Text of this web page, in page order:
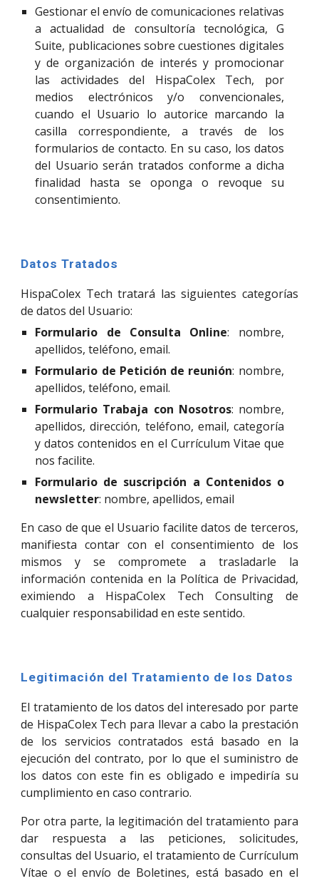
Gestionar el envío de comunicaciones relativas
a actualidad de consultoría tecnológica, G
Suite, publicaciones sobre cuestiones digitales
y de organización de interés y promocionar
las actividades del HispaColex Tech, por
medios electrónicos y/o convencionales,
cuando el Usuario lo autorice marcando la
casilla correspondiente, a través de los
formularios de contacto. En su caso, los datos
del Usuario serán tratados conforme a dicha
finalidad hasta se oponga o revoque su
consentimiento.
Datos Tratados
HispaColex Tech tratará las siguientes categorías
de datos del Usuario:
Formulario de Consulta Online: nombre,
apellidos, teléfono, email.
Formulario de Petición de reunión: nombre,
apellidos, teléfono, email.
Formulario Trabaja con Nosotros: nombre,
apellidos, dirección, teléfono, email, categoría
y datos contenidos en el Currículum Vitae que
nos facilite.
Formulario de suscripción a Contenidos o
newsletter: nombre, apellidos, email
En caso de que el Usuario facilite datos de terceros,
manifiesta contar con el consentimiento de los
mismos y se compromete a trasladarle la
información contenida en la Política de Privacidad,
eximiendo a HispaColex Tech Consulting de
cualquier responsabilidad en este sentido.
Legitimación del Tratamiento de los Datos
El tratamiento de los datos del interesado por parte
de HispaColex Tech para llevar a cabo la prestación
de los servicios contratados está basado en la
ejecución del contrato, por lo que el suministro de
los datos con este fin es obligado e impediría su
cumplimiento en caso contrario.
Por otra parte, la legitimación del tratamiento para
dar respuesta a las peticiones, solicitudes,
consultas del Usuario, el tratamiento de Currículum
Vítae o el envío de Boletines, está basado en el